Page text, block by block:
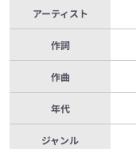
アーティスト
作詞
作曲
年代
ジャンル